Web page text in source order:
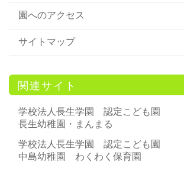
園へのアクセス
サイトマップ
関連サイト
学校法人長生学園 認定こども園
長生幼稚園・まんまる
学校法人長生学園 認定こども園
中島幼稚園 わくわく保育園